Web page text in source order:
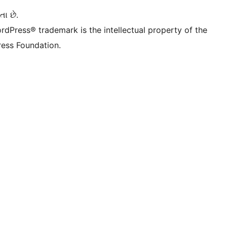
છે.
trademark is the intellectual property of the
Foundation.